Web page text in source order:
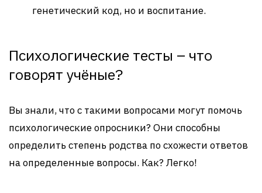
генетический код, но и воспитание.
Психологические тесты – что
говорят учёные?
Вы знали, что с такими вопросами могут помочь
психологические опросники? Они способны
определить степень родства по схожести ответов
на определенные вопросы. Как? Легко!